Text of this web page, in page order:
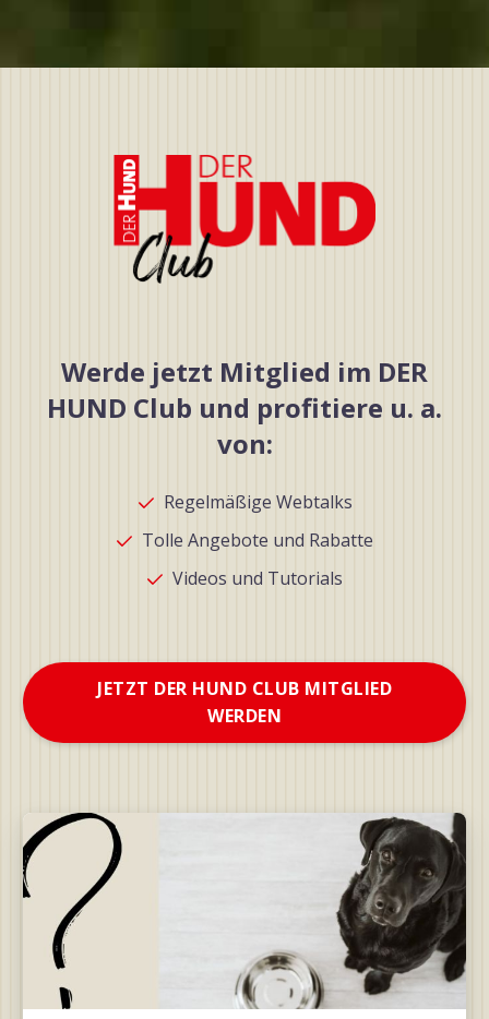
Werde jetzt Mitglied im DER
HUND Club und profitiere u. a.
von:
Regelmäßige Webtalks
Tolle Angebote und Rabatte
Videos und Tutorials
JETZT DER HUND CLUB MITGLIED
WERDEN